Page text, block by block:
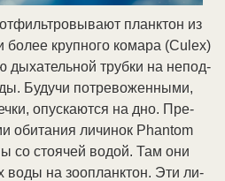
планк­тон из
бо­лее круп­но­го ко­ма­ра (Culex)
ды­ха­тель­ной труб­ки на не­под­
Бу­ду­чи по­тре­во­жен­ны­ми,
опус­ка­ют­ся на дно. Пре­
оби­та­ния ли­чи­нок Phantom
со стоя­чей во­дой. Там они
во­ды на зоо­планк­тон. Эти ли­